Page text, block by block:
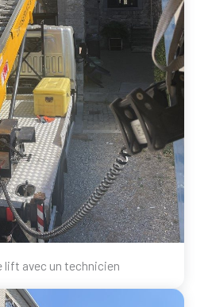
lift avec un technicien